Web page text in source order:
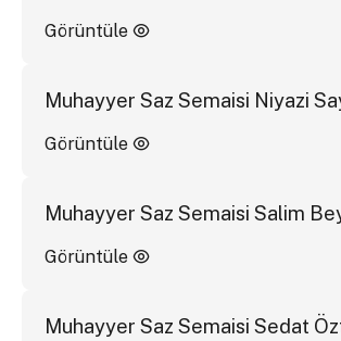
Görüntüle
Muhayyer Saz Semaisi Niyazi
Görüntüle
Muhayyer Saz Semaisi Salim
Görüntüle
Muhayyer Saz Semaisi Sedat